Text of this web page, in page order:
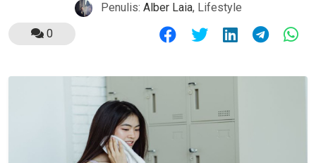
Penulis: Alber Laia, Lifestyle
0